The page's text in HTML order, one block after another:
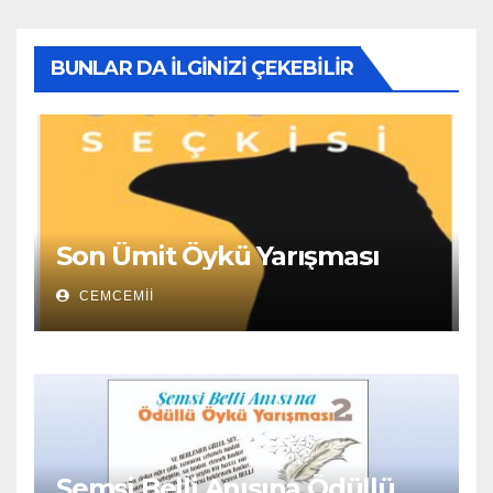
BUNLAR DA İLGINIZI ÇEKEBILIR
Son Ümit Öykü Yarışması
CEMCEMII